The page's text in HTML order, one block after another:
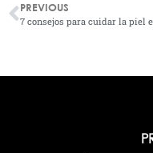
PREVIOUS